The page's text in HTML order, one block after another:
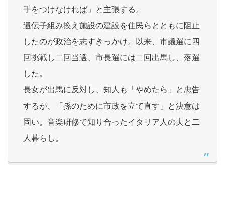
手をつけなければ」と主張する。
遺伝子組み換え施設の建設を住民らとともに阻止
したのが政治を志すきっかけ。以来、市議選に四
回挑戦し二回当選、市長選には二回出馬し、落選
した。
長女が出馬に反対し、知人も「やめたら」と忠告
するが、「孫のために市政を立て直す」と決意は
固い。音楽研修で知り合ったイタリア人の夫と二
人暮らし。